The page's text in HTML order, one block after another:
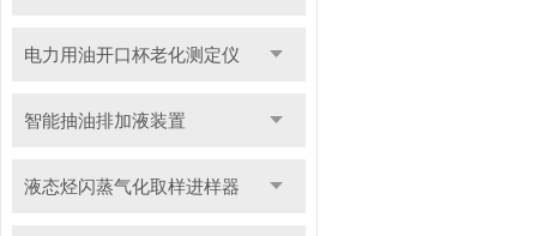
电力用油开口杯老化测定仪
智能抽油排加液装置
液态烃闪蒸气化取样进样器